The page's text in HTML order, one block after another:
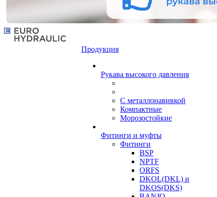
Продукция
Рукава высокого давления
С металлонавивкой
Компактные
Морозостойкие
Фитинги и муфты
Фитинги
BSP
NPTF
ORFS
DKOL(DKL) и
DKOS(DKS)